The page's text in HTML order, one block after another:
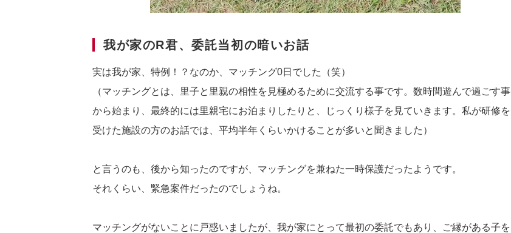
我が家のR君、委託当初の暗いお話
実は我が家、特例！？なのか、マッチング0日でした（笑）
（マッチングとは、里子と里親の相性を見極めるために交流する事です。数時間遊んで過ごす事
から始まり、最終的には里親宅にお泊まりしたりと、じっくり様子を見ていきます。私が研修を
受けた施設の方のお話では、平均半年くらいかけることが多いと聞きました）
と言うのも、後から知ったのですが、マッチングを兼ねた一時保護だったようです。
それくらい、緊急案件だったのでしょうね。
マッチングがないことに戸惑いましたが、我が家にとって最初の委託でもあり、ご縁がある子を